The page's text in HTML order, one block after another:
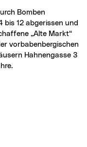
bis 12 abgerissen und
„Alte Markt“
vorbabenbergischen
Hahnengasse 3